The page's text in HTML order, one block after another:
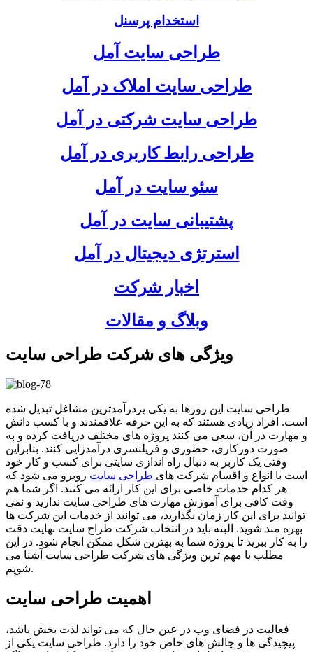
استخدام پرسنل
طراحی سایت آمل
طراحی سایت املاک در آمل
طراحی سایت شرکتی در آمل
طراحی رابط کاربری در آمل
سئو سایت در آمل
پشتیبانی سایت در آمل
استرتژی دیجیتال در آمل
اخبار شرکت
وبلاگ و مقالات
ویژگی های شرکت طراحی سایت
طراحی سایت این روزها به یکی پردرآمدترین مشاغل تبدیل شده
است. افراد زیادی هستند که به این حرفه علاقمندند و با کسب دانش
و مهارت در آن، سعی می کنند پروژه های مختلف دریافت کرده و به
صورت دورکاری، حضوری و فریلنسری درآمدزایی کنند. بنابراین
وقتی یک کاربر به دنبال راه اندازی سایتی برای کسب و کار خود
است با انواع و اقسام شرکت های طراحی سایت روبرو می شود که
هر کدام خدمات خاصی برای این کار ارائه می کنند. اگر شما هم
وقت کافی برای آموزش مهارت های طراحی سایت ندارید و نمی
توانید برای این کار زمان بگذارید، می توانید از خدمات این شرکت ها
بهره مند شوید. البته باید در انتخاب شرکت طراح سایت نهایت دقت
را به کار ببرید تا پروژه شما به بهترین شکل ممکن انجام شود. در این
مطلب با مهم ترین ویژگی های شرکت طراحی سایت آشنا می
شویم.
اهمیت طراحی سایت
فعالیت در فضای وب در عین حال که می تواند لذت بخش باشد،
پیچیدگی ها و چالش های خاص خود را دارد. طراحی سایت یکی از